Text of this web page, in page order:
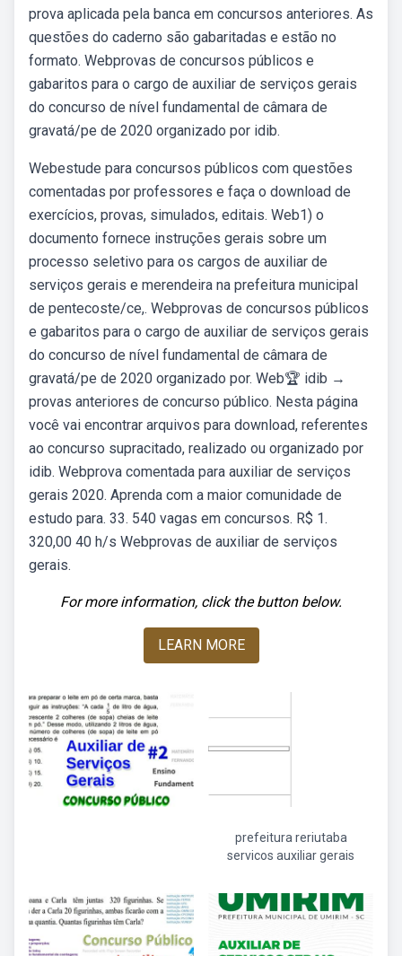
prova aplicada pela banca em concursos anteriores. As
questões do caderno são gabaritadas e estão no
formato. Webprovas de concursos públicos e
gabaritos para o cargo de auxiliar de serviços gerais
do concurso de nível fundamental de câmara de
gravatá/pe de 2020 organizado por idib.
Webestude para concursos públicos com questões
comentadas por professores e faça o download de
exercícios, provas, simulados, editais. Web1) o
documento fornece instruções gerais sobre um
processo seletivo para os cargos de auxiliar de
serviços gerais e merendeira na prefeitura municipal
de pentecoste/ce,. Webprovas de concursos públicos
e gabaritos para o cargo de auxiliar de serviços gerais
do concurso de nível fundamental de câmara de
gravatá/pe de 2020 organizado por. Web🏆 idib →
provas anteriores de concurso público. Nesta página
você vai encontrar arquivos para download, referentes
ao concurso supracitado, realizado ou organizado por
idib. Webprova comentada para auxiliar de serviços
gerais 2020. Aprenda com a maior comunidade de
estudo para. 33. 540 vagas em concursos. R$ 1.
320,00 40 h/s Webprovas de auxiliar de serviços
gerais.
For more information, click the button below.
LEARN MORE
prefeitura reriutaba
servicos auxiliar gerais